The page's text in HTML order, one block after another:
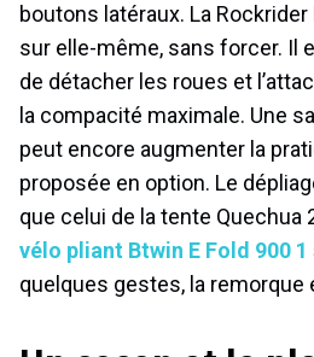
boutons latéraux. La Rockrider
sur elle-même, sans forcer. Il
de détacher les roues et
la compacité maximale. Une
peut encore augmenter la
proposée en option. Le
que celui de la tente Quechua
vélo pliant Btwin E Fold 900
quelques gestes, la remorque